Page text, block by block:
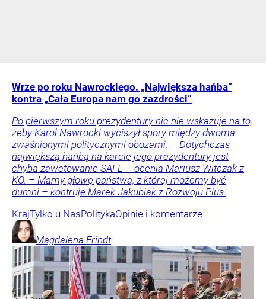
Wrze po roku Nawrockiego. „Największa hańba”
kontra „Cała Europa nam go zazdrości”
Po pierwszym roku prezydentury nic nie wskazuje na to,
żeby Karol Nawrocki wyciszył spory między dwoma
zwaśnionymi politycznymi obozami. – Dotychczas
największą hańbą na karcie jego prezydentury jest
chyba zawetowanie SAFE – ocenia Mariusz Witczak z
KO. – Mamy głowę państwa, z której możemy być
dumni – kontruje Marek Jakubiak z Rozwoju Plus.
KrajTylko u NasPolitykaOpinie i komentarze
Magdalena Frindt